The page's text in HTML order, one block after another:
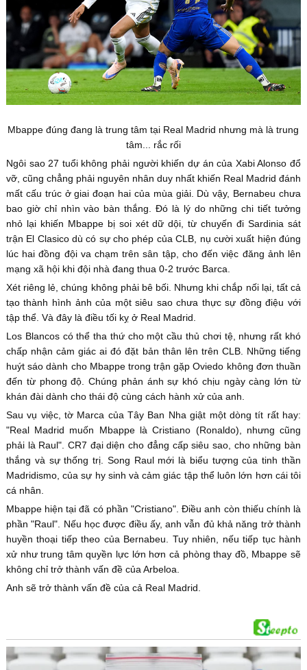
Mbappe đúng đang là trung tâm tại Real Madrid nhưng mà là trung
tâm... rắc rối
Ngôi sao 27 tuổi không phải người khiến dự án của Xabi Alonso đổ
vỡ, cũng chẳng phải nguyên nhân duy nhất khiến Real Madrid đánh
mất cấu trúc ở giai đoạn hai của mùa giải. Dù vậy, Bernabeu chưa
bao giờ chỉ nhìn vào bàn thắng. Đó là lý do những chi tiết tưởng
nhỏ lại khiến Mbappe bị soi xét dữ dội, từ chuyến đi Sardinia sát
trận El Clasico dù có sự cho phép của CLB, nụ cười xuất hiện đúng
lúc hai đồng đội va chạm trên sân tập, cho đến việc đăng ảnh lên
mạng xã hội khi đội nhà đang thua 0-2 trước Barca.
Xét riêng lẻ, chúng không phải bê bối. Nhưng khi chắp nối lại, tất cả
tạo thành hình ảnh của một siêu sao chưa thực sự đồng điệu với
tập thể. Và đây là điều tối kỵ ở Real Madrid.
Los Blancos có thể tha thứ cho một cầu thủ chơi tệ, nhưng rất khó
chấp nhận cảm giác ai đó đặt bản thân lên trên CLB. Những tiếng
huýt sáo dành cho Mbappe trong trận gặp Oviedo không đơn thuần
đến từ phong độ. Chúng phản ánh sự khó chịu ngày càng lớn từ
khán đài dành cho thái độ cùng cách hành xử của anh.
Sau vụ việc, tờ Marca của Tây Ban Nha giật một dòng tít rất hay:
"Real Madrid muốn Mbappe là Cristiano (Ronaldo), nhưng cũng
phải là Raul". CR7 đại diện cho đẳng cấp siêu sao, cho những bàn
thắng và sự thống trị. Song Raul mới là biểu tượng của tinh thần
Madridismo, của sự hy sinh và cảm giác tập thể luôn lớn hơn cái tôi
cá nhân.
Mbappe hiện tại đã có phần "Cristiano". Điều anh còn thiếu chính là
phần "Raul". Nếu học được điều ấy, anh vẫn đủ khả năng trở thành
huyền thoại tiếp theo của Bernabeu. Tuy nhiên, nếu tiếp tục hành
xử như trung tâm quyền lực lớn hơn cả phòng thay đồ, Mbappe sẽ
không chỉ trở thành vấn đề của Arbeloa.
Anh sẽ trở thành vấn đề của cả Real Madrid.